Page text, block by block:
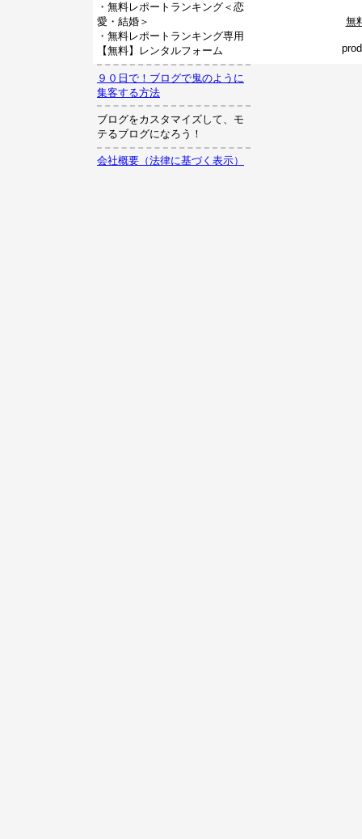
・無料レポートランキング＜恋
愛・結婚＞
・無料レポートランキング専用
【無料】レンタルフォーム
９０日で！ブログで鬼のように
集客する方法
ブログをカスタマイズして、モ
テるブログになろう！
会社概要（法律に基づく表示）
無